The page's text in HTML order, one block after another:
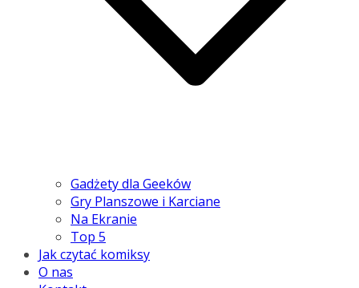
Gadżety dla Geeków
Gry Planszowe i Karciane
Na Ekranie
Top 5
Jak czytać komiksy
O nas